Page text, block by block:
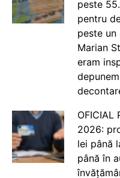
peste
pentru
peste un
Marian
eram
OFICIAL
2026:
lei până
până în